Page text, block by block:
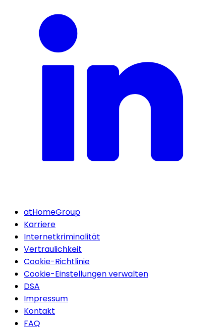
atHomeGroup
Karriere
Internetkriminalität
Vertraulichkeit
Cookie-Richtlinie
Cookie-Einstellungen verwalten
DSA
Impressum
Kontakt
FAQ